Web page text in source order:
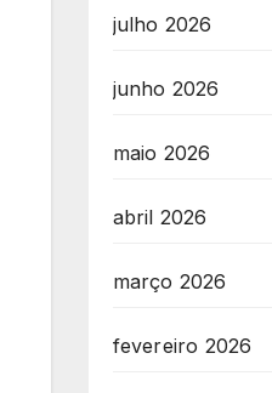
julho 2026
junho 2026
maio 2026
abril 2026
março 2026
fevereiro 2026